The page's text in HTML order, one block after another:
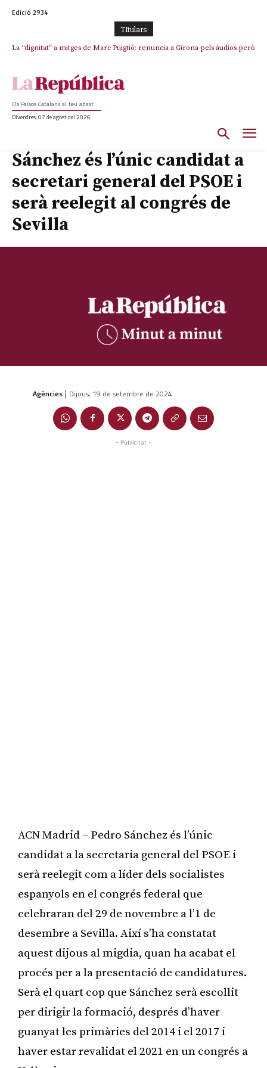
Edició 2934
TItulars
La “dignitat” a mitges de Marc Puigtió: renuncia a Girona pels àudios però
Junts exigeix que Catalunya quedi “fora” del repartiment dels menors
Els Països Catalans al teu abast
Divendres, 07 de agost del 2026
Sánchez és l’únic candidat a
secretari general del PSOE i
serà reelegit al congrés de
Sevilla
Agències | Dijous, 19 de setembre de 2024
- Publicitat -
ACN Madrid – Pedro Sánchez és l’únic
candidat a la secretaria general del PSOE i
serà reelegit com a líder dels socialistes
espanyols en el congrés federal que
celebraran del 29 de novembre a l’1 de
desembre a Sevilla. Així s’ha constatat
aquest dijous al migdia, quan ha acabat el
procés per a la presentació de candidatures.
Serà el quart cop que Sánchez serà escollit
per dirigir la formació, després d’haver
guanyat les primàries del 2014 i el 2017 i
haver estar revalidat el 2021 en un congrés a